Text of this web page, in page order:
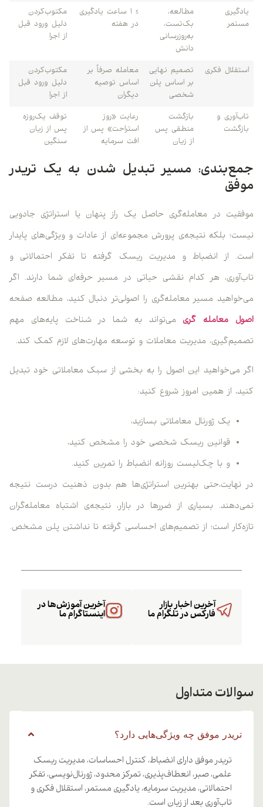
یادگیری
مستمر
مطالعه،
بک‌تست،
به‌روزرسانی
دانش
≥ ۱ ساعت یادگیری
در هفته
مکتوب‌کردن
دلیل ورود قبل
از اجرا
استقلال فکری
تصمیم نهایی
بر اساس پلن
شخصی
معامله صرفاً بر
اساس توصیه
دیگران
مکتوب‌کردن
دلیل ورود قبل
از اجرا
تاب‌آوری و
بازگشت
بازگشت
منطقی پس
از زیان
رعایت «روز
استراحت» پس از
افت سرمایه
توقف یک‌روزه
پس از زیان
سنگین
جمع‌بندی: مسیر تبدیل شدن به یک تریدر
موفق
موفقیت در معامله‌گری حاصل یک راز پنهان یا استراتژی جادویی
نیست؛ بلکه نتیجه‌ی پرورش مجموعه‌ای از عادات و ویژگی‌های پایدار
است. از انضباط و مدیریت ریسک گرفته تا تفکر احتمالاتی و
تاب‌آوری، هر کدام نقشی حیاتی در مسیر حرفه‌ای شما دارند. اگر
می‌خواهید مسیر معامله‌گری را اصولی‌تر دنبال کنید، مطالعه صفحه
اصول معامله گری می‌تواند به شما در شناخت پایه‌های مهم
تصمیم‌گیری، مدیریت معاملات و توسعه مهارت‌های لازم کمک کند.
اگر می‌خواهید این اصول را به بخشی از سبک معاملاتی خود تبدیل
کنید، از همین امروز شروع کنید:
یک ژورنال معاملاتی بسازید،
قوانین ریسک شخصی خود را مشخص کنید،
و با چک‌لیست روزانه انضباط را تمرین کنید.
در نهایت،حتی بهترین استراتژی‌ها هم بدون ذهنیت درست نتیجه
نمی‌دهند. بسیاری از ضررها در بازار، نتیجه‌ی اشتباه معامله‌گران
تازه‌کار است؛ از تصمیم‌های احساسی گرفته تا نداشتن پلن مشخص.
آخرین آموزش‌ها در
اینستاگرام ما
آخرین اخبار بازار
فارکس در تلگرام ما
سوالات متداول
تریدر موفق چه ویژگی‌هایی دارد؟
تریدر موفق دارای انضباط، کنترل احساسات، مدیریت ریسک
علمی، صبر، انعطاف‌پذیری، تمرکز محدود، ژورنال‌نویسی، تفکر
احتمالاتی، مدیریت سرمایه، یادگیری مستمر، استقلال فکری و
تاب‌آوری بعد از زیان است.